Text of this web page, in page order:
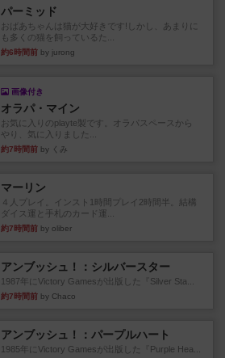
パーミッド
おばあちゃんは猫が大好きです!しかし、あまりに
も多くの猫を飼っているた...
約6時間前 by jurong
画像付き
オラパ・マイン
お気に入りのplayte製です。オラパスペースから
やり、気に入りました...
約7時間前 by くみ
マーリン
４人プレイ。インスト1時間プレイ2時間半。結構
ダイス運と手札のカード運...
約7時間前 by oliber
アンブッシュ！：シルバースター
1987年にVictory Gamesが出版した『Silver Sta...
約7時間前 by Chaco
アンブッシュ！：パープルハート
1985年にVictory Gamesが出版した『Purple Hea...